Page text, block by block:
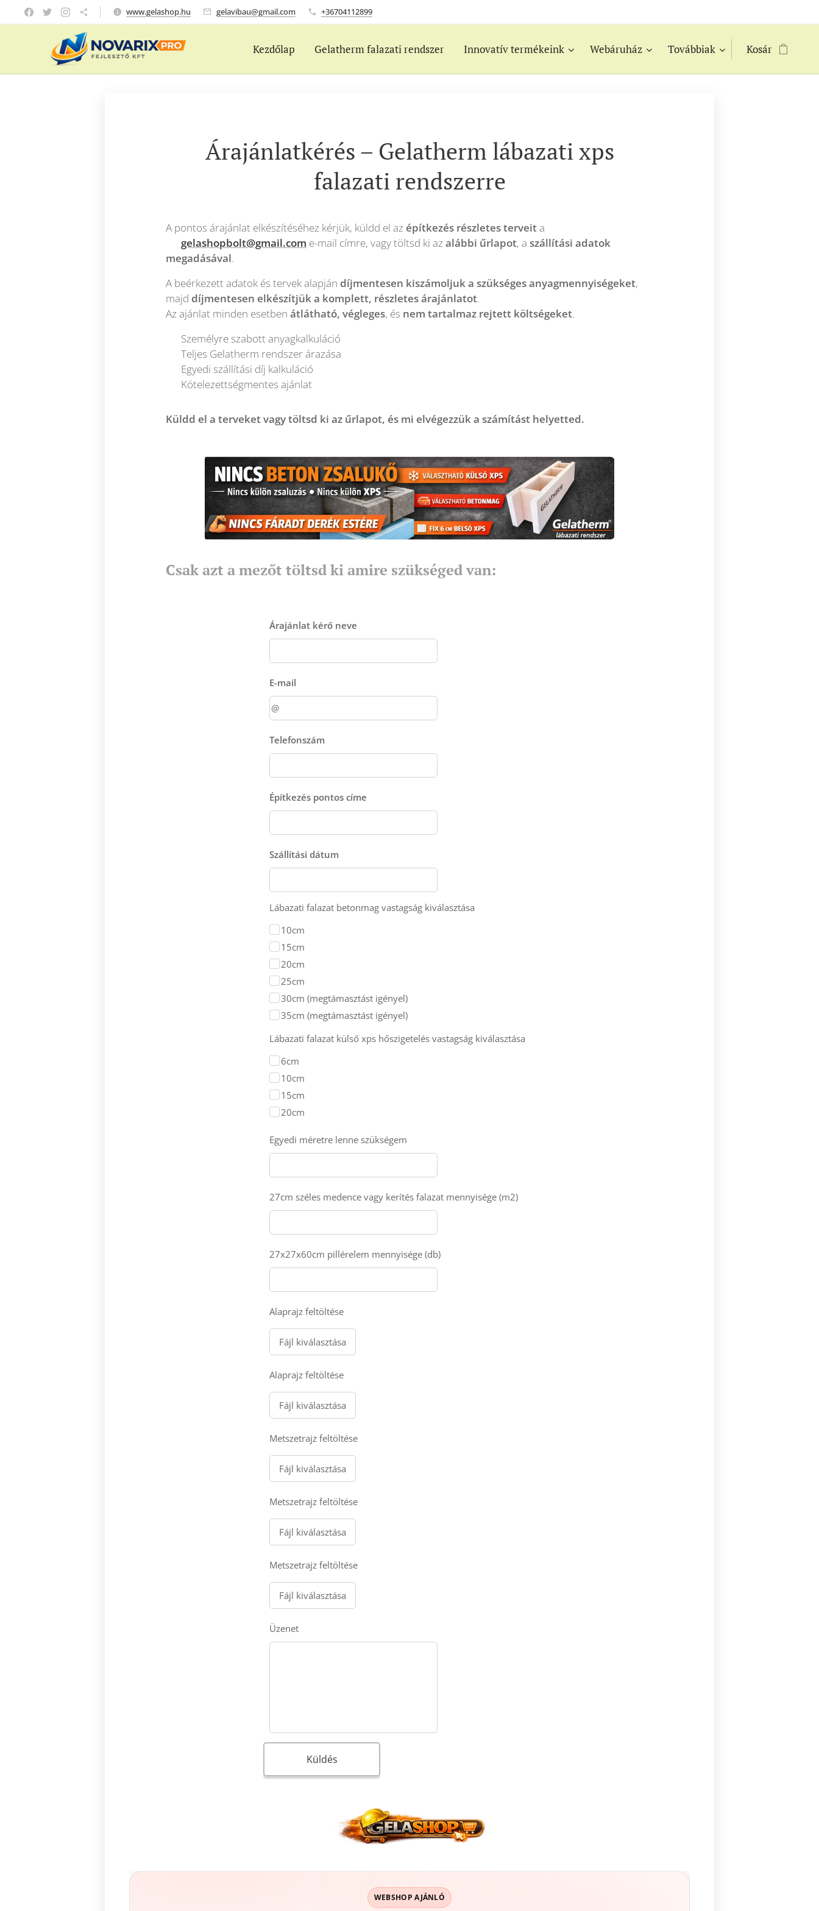
www.gelashop.hu gelavibau@gmail.com +36704112899
Kezdőlap Gelatherm falazati rendszer Innovatív termékeink Webáruház Továbbiak Kosár
Árajánlatkérés – Gelatherm lábazati xps
falazati rendszerre
A pontos árajánlat elkészítéséhez kérjük, küldd el az építkezés részletes terveita
gelashopbolt@gmail.com e-mail címre, vagy töltsd ki az alábbi űrlapot, a szállítási adatok
megadásával.
A beérkezett adatok és tervek alapján díjmentesen kiszámoljuk a szükséges anyagmennyiségeket,
majd díjmentesen elkészítjük a komplett, részletes árajánlatot.
Az ajánlat minden esetben átlátható, végleges, és nem tartalmaz rejtett költségeket.
✔ Személyre szabott anyagkalkuláció
✔ Teljes Gelatherm rendszer árazása
✔ Egyedi szállítási díj kalkuláció
✔ Kötelezettségmentes ajánlat
Küldd el a terveket vagy töltsd ki az űrlapot, és mi elvégezzük a számítást helyetted.
Csak azt a mezőt töltsd ki amire szükséged van:
Árajánlat kérő neve
E-mail
Telefonszám
Építkezés pontos címe
Szállítási dátum
Lábazati falazat betonmag vastagság kiválasztása
10cm
15cm
20cm
25cm
30cm (megtámasztást igényel)
35cm (megtámasztást igényel)
Lábazati falazat külső xps hőszigetelés vastagság kiválasztása
6cm
10cm
15cm
20cm
Egyedi méretre lenne szükségem
27cm széles medence vagy kerítés falazat mennyisége (m2)
27x27x60cm pillérelem mennyisége (db)
Alaprajz feltöltése
Fájl kiválasztása
Alaprajz feltöltése
Fájl kiválasztása
Metszetrajz feltöltése
Fájl kiválasztása
Metszetrajz feltöltése
Fájl kiválasztása
Metszetrajz feltöltése
Fájl kiválasztása
Üzenet
Küldés
WEBSHOP AJÁNLÓ